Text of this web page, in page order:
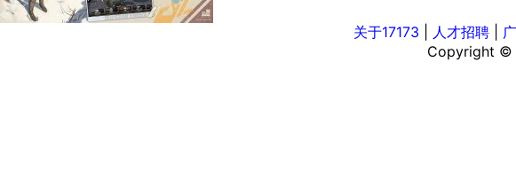
关于17173 人才招聘
Copyright ©